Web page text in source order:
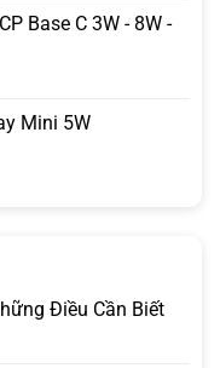
Base C 3W - 8W -
Mini 5W
Điều Cần Biết